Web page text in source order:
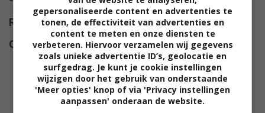
Regie Ryûhei Kitamura.
Cast
Lenore Banks,Lee Tergesen,
Gary Grubbs, Robert Martin
Steinberg,Laura Ramsey,
Andrea Frankle,Derek Magyar
America Olivo ,Jake Austin
gepersonaliseerde content en advertenties te
tonen, de effectiviteit van advertenties en
content te meten en onze diensten te
verbeteren. Hiervoor verzamelen wij gegevens
zoals unieke advertentie ID’s, geolocatie en
surfgedrag. Je kunt je cookie instellingen
wijzigen door het gebruik van onderstaande
'Meer opties' knop of via 'Privacy instellingen
aanpassen' onderaan de website.